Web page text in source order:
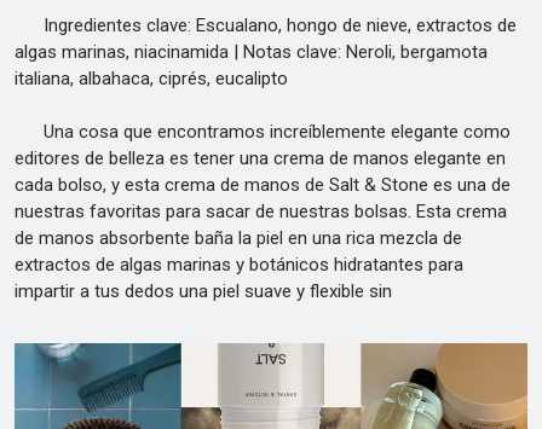
Ingredientes clave: Escualano, hongo de nieve, extractos de
algas marinas, niacinamida | Notas clave: Neroli, bergamota
italiana, albahaca, ciprés, eucalipto
Una cosa que encontramos increíblemente elegante como
editores de belleza es tener una crema de manos elegante en
cada bolso, y esta crema de manos de Salt & Stone es una de
nuestras favoritas para sacar de nuestras bolsas. Esta crema
de manos absorbente baña la piel en una rica mezcla de
extractos de algas marinas y botánicos hidratantes para
impartir a tus dedos una piel suave y flexible sin